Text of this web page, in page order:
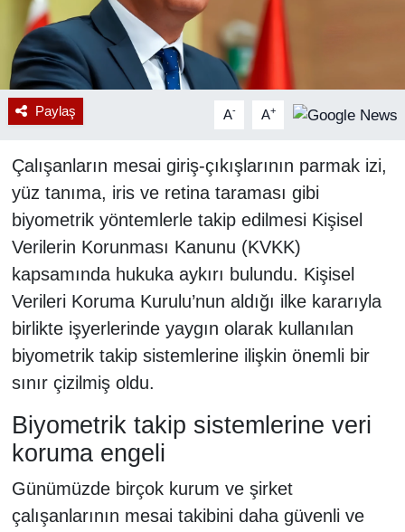
Paylaş A- A+
Çalışanların mesai giriş-çıkışlarının parmak izi,
yüz tanıma, iris ve retina taraması gibi
biyometrik yöntemlerle takip edilmesi Kişisel
Verilerin Korunması Kanunu (KVKK)
kapsamında hukuka aykırı bulundu. Kişisel
Verileri Koruma Kurulu’nun aldığı ilke kararıyla
birlikte işyerlerinde yaygın olarak kullanılan
biyometrik takip sistemlerine ilişkin önemli bir
sınır çizilmiş oldu.
Biyometrik takip sistemlerine veri
koruma engeli
Günümüzde birçok kurum ve şirket
çalışanlarının mesai takibini daha güvenli ve